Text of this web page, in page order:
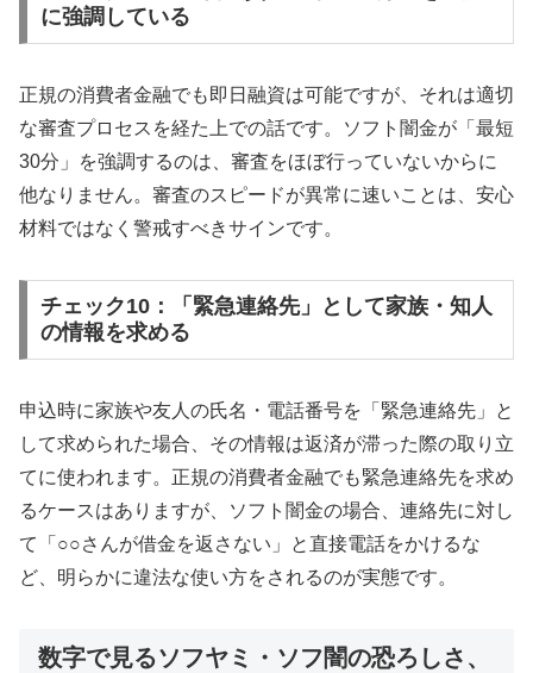
に強調している
正規の消費者金融でも即日融資は可能ですが、それは適切
な審査プロセスを経た上での話です。ソフト闇金が「最短
30分」を強調するのは、審査をほぼ行っていないからに
他なりません。審査のスピードが異常に速いことは、安心
材料ではなく警戒すべきサインです。
チェック10：「緊急連絡先」として家族・知人
の情報を求める
申込時に家族や友人の氏名・電話番号を「緊急連絡先」と
して求められた場合、その情報は返済が滞った際の取り立
てに使われます。正規の消費者金融でも緊急連絡先を求め
るケースはありますが、ソフト闇金の場合、連絡先に対し
て「○○さんが借金を返さない」と直接電話をかけるな
ど、明らかに違法な使い方をされるのが実態です。
数字で見るソフヤミ・ソフ闇の恐ろしさ、